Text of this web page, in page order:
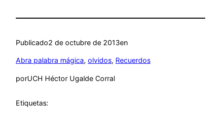
Publicado2 de octubre de 2013en
Abra palabra mágica, olvidos, Recuerdos
porUCH Héctor Ugalde Corral
Etiquetas: